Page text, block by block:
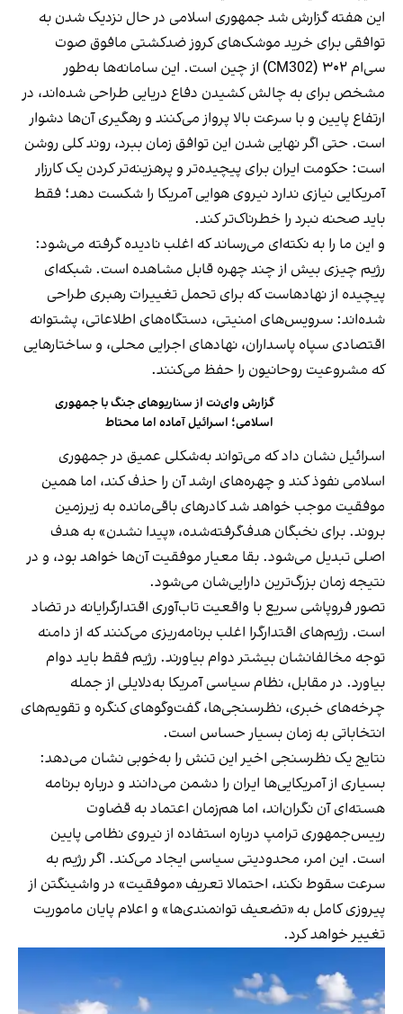
این هفته گزارش شد جمهوری اسلامی در حال نزدیک شدن به
توافقی برای خرید موشک‌های کروز ضدکشتی مافوق صوت
سی‌ام ۳۰۲ (CM302) از چین است. این سامانه‌ها به‌طور
مشخص برای به چالش کشیدن دفاع دریایی طراحی شده‌اند، در
ارتفاع پایین و با سرعت بالا پرواز می‌کنند و رهگیری آن‌ها دشوار
است. حتی اگر نهایی شدن این توافق زمان ببرد، روند کلی روشن
است: حکومت ایران برای پیچیده‌تر و پرهزینه‌تر کردن یک کارزار
آمریکایی نیازی ندارد نیروی هوایی آمریکا را شکست دهد؛ فقط
باید صحنه نبرد را خطرناک‌تر کند.
و این ما را به نکته‌ای می‌رساند که اغلب نادیده گرفته می‌شود:
رژیم چیزی بیش از چند چهره قابل مشاهده است. شبکه‌ای
پیچیده از نهادهاست که برای تحمل تغییرات رهبری طراحی
شده‌اند: سرویس‌های امنیتی، دستگاه‌های اطلاعاتی، پشتوانه
اقتصادی سپاه پاسداران، نهادهای اجرایی محلی، و ساختارهایی
که مشروعیت روحانیون را حفظ می‌کنند.
گزارش وای‌نت از سناریوهای جنگ با جمهوری
اسلامی؛ اسرائیل آماده اما محتاط
اسرائیل نشان داد که می‌تواند به‌شکلی عمیق در جمهوری
اسلامی نفوذ کند و چهره‌های ارشد آن را حذف کند، اما همین
موفقیت موجب خواهد شد کادرهای باقی‌مانده به زیرزمین
بروند. برای نخبگان هدف‌گرفته‌شده، «پیدا نشدن» به هدف
اصلی تبدیل می‌شود. بقا معیار موفقیت آن‌ها خواهد بود، و در
نتیجه زمان بزرگ‌ترین دارایی‌شان می‌شود.
تصور فروپاشی سریع با واقعیت تاب‌آوری اقتدارگرایانه در تضاد
است. رژیم‌های اقتدارگرا اغلب برنامه‌ریزی می‌کنند که از دامنه
توجه مخالفانشان بیشتر دوام بیاورند. رژیم فقط باید دوام
بیاورد. در مقابل، نظام سیاسی آمریکا به‌دلایلی از جمله
چرخه‌های خبری، نظرسنجی‌ها، گفت‌وگوهای کنگره و تقویم‌های
انتخاباتی به زمان بسیار حساس است.
نتایج یک نظرسنجی اخیر این تنش را به‌خوبی نشان می‌دهد:
بسیاری از آمریکایی‌ها ایران را دشمن می‌دانند و درباره برنامه
هسته‌ای آن نگران‌اند، اما هم‌زمان اعتماد به قضاوت
رییس‌جمهوری ترامپ درباره استفاده از نیروی نظامی پایین
است. این امر، محدودیتی سیاسی ایجاد می‌کند. اگر رژیم به
سرعت سقوط نکند، احتمالا تعریف «موفقیت» در واشینگتن از
پیروزی کامل به «تضعیف توانمندی‌ها» و اعلام پایان ماموریت
تغییر خواهد کرد.